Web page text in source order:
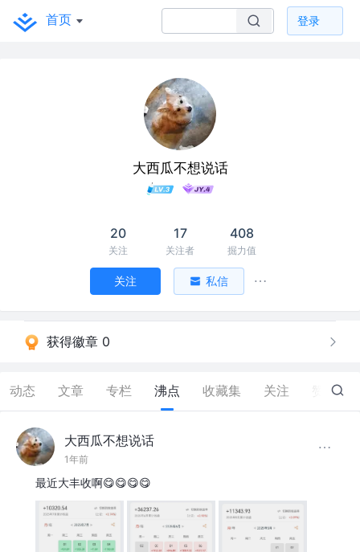
首页 登录
大西瓜不想说话
20
关注
17
关注者
408
掘力值
关注 私信
获得徽章 0
动态 文章 专栏 沸点 收藏集 关注 2
大西瓜不想说话
1年前
最近大丰收啊😋😋😋😋